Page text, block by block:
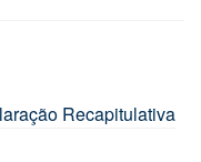
Recapitulativa